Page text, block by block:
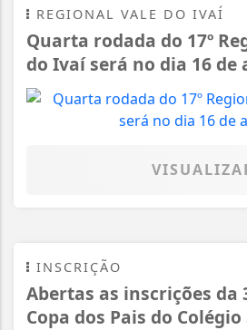
REGIONAL VALE DO IVAÍ
Quarta rodada do 17º
do Ivaí será no dia 16 de
INSCRIÇÃO
Abertas as inscrições da
Copa dos Pais do Colégio